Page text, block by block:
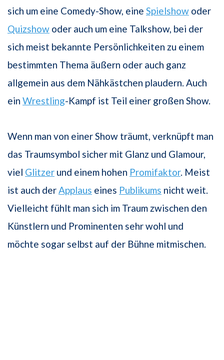
sich um eine Comedy-Show, eine Spielshow oder
Quizshow oder auch um eine Talkshow, bei der
sich meist bekannte Persönlichkeiten zu einem
bestimmten Thema äußern oder auch ganz
allgemein aus dem Nähkästchen plaudern. Auch
ein Wrestling-Kampf ist Teil einer großen Show.
Wenn man von einer Show träumt, verknüpft man
das Traumsymbol sicher mit Glanz und Glamour,
viel Glitzer und einem hohen Promifaktor. Meist
ist auch derApplaus eines Publikums nicht weit.
Vielleicht fühlt man sich im Traum zwischen den
Künstlern und Prominenten sehr wohl und
möchte sogar selbst auf der Bühne mitmischen.